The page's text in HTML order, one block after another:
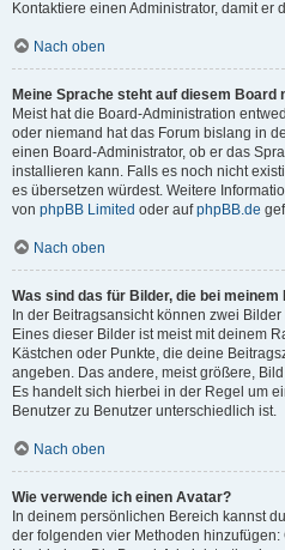
Kontaktiere einen Administrator, damit er
Nach oben
Meine Sprache steht auf diesem Board
Meist hat die Board-Administration
oder niemand hat das Forum bislang in
einen Board-Administrator, ob er das
installieren kann. Falls es noch nicht
es übersetzen würdest. Weitere
von phpBB Limited oder aufphpBB.de
Nach oben
Was sind das für Bilder, die bei
In der Beitragsansicht können zwei
Eines dieser Bilder ist meist mit deinem
Kästchen oder Punkte, die deine
angeben. Das andere, meist größere,
Es handelt sich hierbei in der Regel um
Benutzer zu Benutzer unterschiedlich ist.
Nach oben
Wie verwende ich einen Avatar?
In deinem persönlichen Bereich kannst
der folgenden vier Methoden hinzufügen: